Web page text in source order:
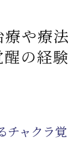
や療法
の経験
チャクラ覚